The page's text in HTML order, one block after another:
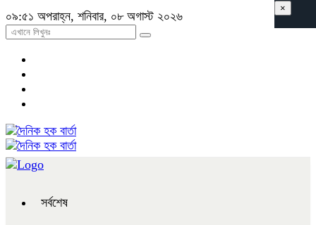
০৯:৫১ অপরাহ্ন, শনিবার, ০৮ অগাস্ট ২০২৬
সর্বশেষ
×